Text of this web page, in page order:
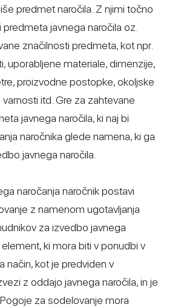
predmet naročila. Z njimi točno
javnega naročila oz.
značilnosti predmeta, kot npr.
uporabljene materiale, dimenzije,
proizvodne postopke, okoljske
itd. Gre za zahtevane
javnega naročila, ki naj bi
naročnika glede namena, ki ga
javnega naročila.
naročanja naročnik postavi
z namenom ugotavljanja
za izvedbo javnega
ki mora biti v ponudbi v
način, kot je predviden v
z oddajo javnega naročila, in je
za sodelovanje mora